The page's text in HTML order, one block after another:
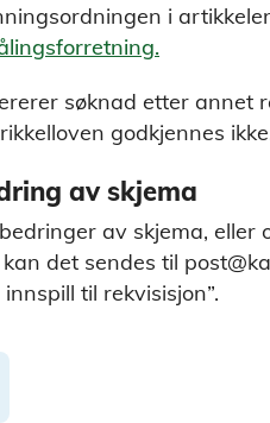
i
søknad etter annet
godkjennes
av skjema
av skjema, eller
det sendes til
til rekvisisjon”.